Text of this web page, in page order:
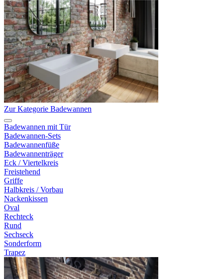
Zur Kategorie Badewannen
Badewannen mit Tür
Badewannen-Sets
Badewannenfüße
Badewannenträger
Eck / Viertelkreis
Freistehend
Griffe
Halbkreis / Vorbau
Nackenkissen
Oval
Rechteck
Rund
Sechseck
Sonderform
Trapez